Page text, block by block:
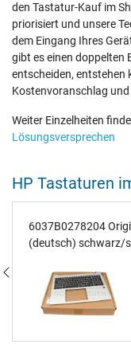
den Tastatur-Kauf im
priorisiert und unsere
dem Eingang Ihres
gibt es einen doppelten
entscheiden, entstehen
Kostenvoranschlag
Weiter Einzelheiten
Lösungsversprechen
HP Tastaturen
6037B0278204
(deutsch) schwarz/